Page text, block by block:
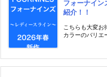
フォーナイン
紹介！！
こちらも大変お
カラーのバリエ